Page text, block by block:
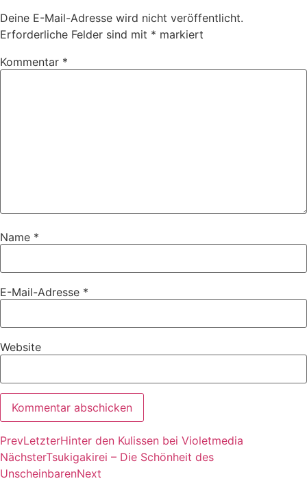
Deine E-Mail-Adresse wird nicht veröffentlicht.
Erforderliche Felder sind mit * markiert
Kommentar *
Name *
E-Mail-Adresse *
Website
PrevLetzterHinter den Kulissen bei Violetmedia
NächsterTsukigakirei – Die Schönheit des
UnscheinbarenNext